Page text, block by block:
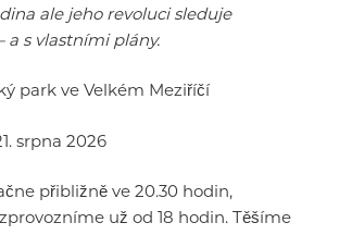
ale jeho revoluci sleduje
s vlastními plány.
park ve Velkém Meziříčí
srpna 2026
přibližně ve 20.30 hodin,
už od 18 hodin. Těšíme